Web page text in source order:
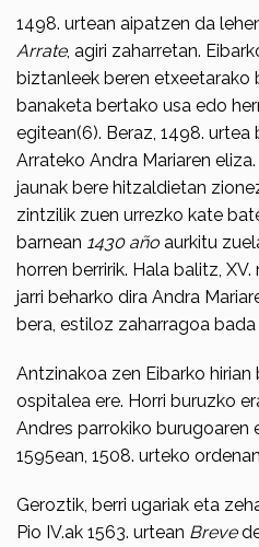
1498. urtean aipatzen da
Arrate, agiri zaharretan.
biztanleek beren etxeetarako
banaketa bertako usa edo
egitean(6). Beraz, 1498.
Arrateko Andra Mariaren
jaunak bere hitzaldie­tan
zintzilik zuen urrezko kate
barnean 1430 año aurkitu
horren berririk. Hala balitz,
jarri beharko dira Andra
bera, estiloz zaharragoa bada
Antzinakoa zen Eibarko
ospitalea ere. Horri buruzko
Andres parrokiko burugoaren
1595ean, 1508. urteko
Geroztik, berri ugariak eta
Pio IV.ak 1563. urtean Breve